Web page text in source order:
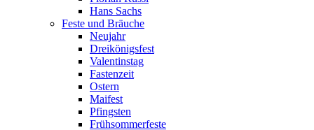
Hans Sachs
Feste und Bräuche
Neujahr
Dreikönigsfest
Valentinstag
Fastenzeit
Ostern
Maifest
Pfingsten
Frühsommerfeste